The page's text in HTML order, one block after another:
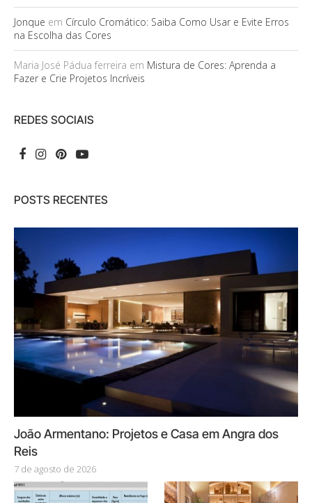
Jonque em Círculo Cromático: Saiba Como Usar e Evite Erros
na Escolha das Cores
Maria José Pádua ferreira em Mistura de Cores: Aprenda a
Fazer e Crie Projetos Incríveis
REDES SOCIAIS
POSTS RECENTES
João Armentano: Projetos e Casa em Angra dos
Reis
7 de agosto de 2026